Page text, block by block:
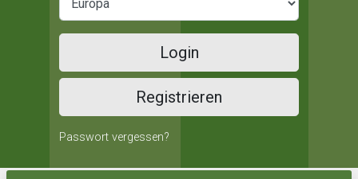
Login
Registrieren
Passwort vergessen?